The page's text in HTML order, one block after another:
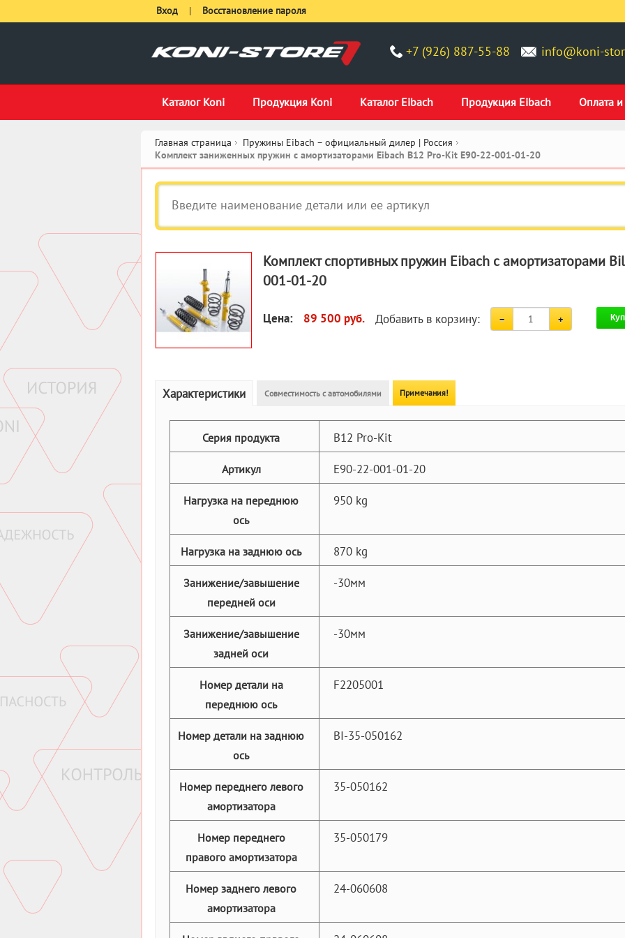
+7 (926) 887-55-88 info@koni-
Каталог Koni Продукция Koni Каталог Eibach Продукция Eibach Оплата и
Вход | Восстановление пароля
Главная страница Пружины Eibach – официальный дилер | Россия
Комплект заниженных пружин с амортизаторами Eibach B12 Pro-Kit E90-22-001-01-20
Комплект спортивных пружин Eibach с амортизаторами
001-01-20
Цена: 89 500 руб. Добавить в корзину:
Характеристики Совместимость с автомобилями Примечания!
Серия продукта B12 Pro-Kit
Артикул E90-22-001-01-20
Нагрузка на переднюю
ось
950 kg
Нагрузка на заднюю ось 870 kg
Занижение/завышение
передней оси
-30мм
Занижение/завышение
задней оси
-30мм
Номер детали на
переднюю ось
F2205001
Номер детали на заднюю
ось
BI-35-050162
Номер переднего левого
амортизатора
35-050162
Номер переднего
правого амортизатора
35-050179
Номер заднего левого
амортизатора
24-060608